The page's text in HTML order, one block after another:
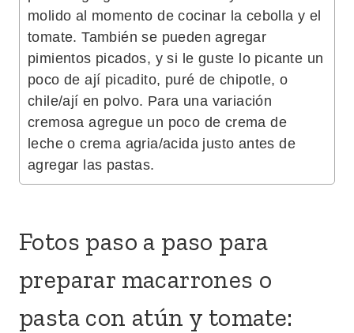
molido al momento de cocinar la cebolla y el
tomate. También se pueden agregar
pimientos picados, y si le guste lo picante un
poco de ají picadito, puré de chipotle, o
chile/ají en polvo. Para una variación
cremosa agregue un poco de crema de
leche o crema agria/acida justo antes de
agregar las pastas.
Fotos paso a paso para
preparar macarrones o
pasta con atún y tomate: